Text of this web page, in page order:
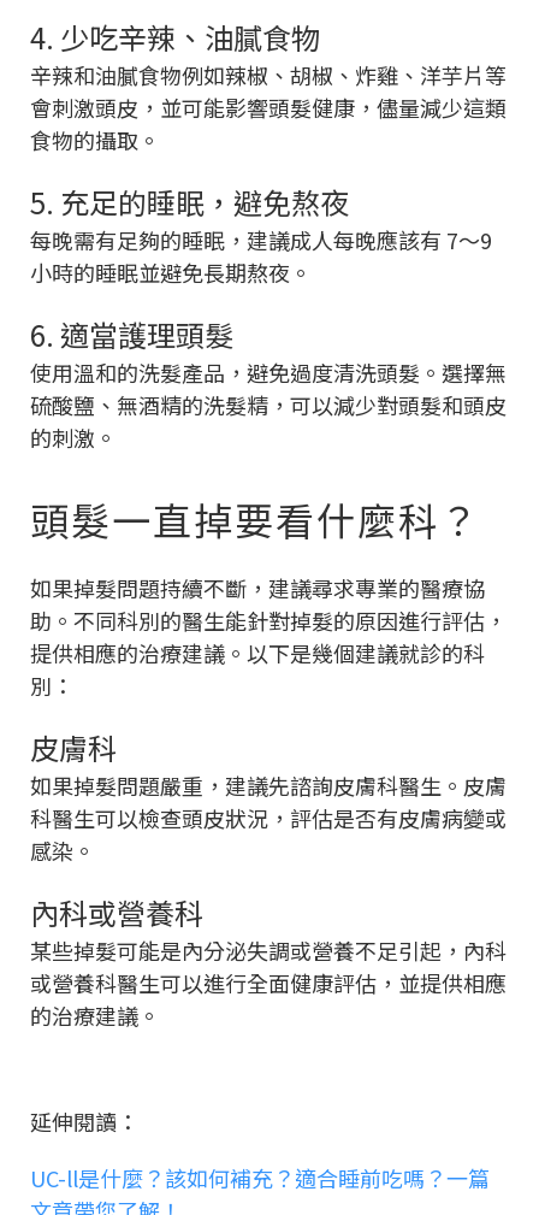
4. 少吃辛辣、油膩食物
辛辣和油膩食物例如辣椒、胡椒、炸雞、洋芋片等
會刺激頭皮，並可能影響頭髮健康，儘量減少這類
食物的攝取。
5. 充足的睡眠，避免熬夜
每晚需有足夠的睡眠，建議成人每晚應該有 7～9
小時的睡眠並避免長期熬夜。
6. 適當護理頭髮
使用溫和的洗髮產品，避免過度清洗頭髮。選擇無
硫酸鹽、無酒精的洗髮精，可以減少對頭髮和頭皮
的刺激。
頭髮一直掉要看什麼科？
如果掉髮問題持續不斷，建議尋求專業的醫療協
助。不同科別的醫生能針對掉髮的原因進行評估，
提供相應的治療建議。以下是幾個建議就診的科
別：
皮膚科
如果掉髮問題嚴重，建議先諮詢皮膚科醫生。皮膚
科醫生可以檢查頭皮狀況，評估是否有皮膚病變或
感染。
內科或營養科
某些掉髮可能是內分泌失調或營養不足引起，內科
或營養科醫生可以進行全面健康評估，並提供相應
的治療建議。
延伸閱讀：
UC-ll是什麼？該如何補充？適合睡前吃嗎？一篇